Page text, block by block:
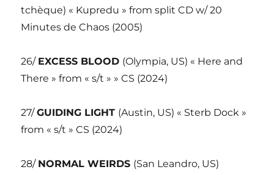
tchèque) « Kupredu » from split CD w/ 20
Minutes de Chaos (2005)
26/ EXCESS BLOOD (Olympia, US) « Here and
There » from « s/t » » CS (2024)
27/GUIDING LIGHT (Austin, US) « Sterb Dock »
from « s/t » CS (2024)
28/ NORMAL WEIRDS (San Leandro, US)